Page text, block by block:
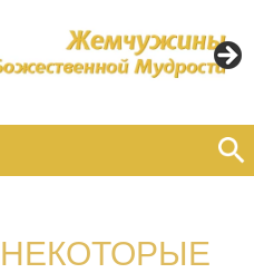
Найти: